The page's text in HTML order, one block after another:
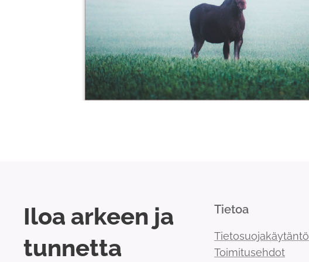
Iloa arkeen ja
tunnetta
Tietoa
Tietosuojakäytäntö
Toimitusehdot